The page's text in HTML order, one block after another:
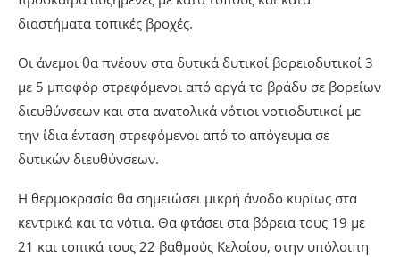
διαστήματα τοπικές βροχές.
Οι άνεμοι θα πνέουν στα δυτικά δυτικοί βορειοδυτικοί 3
με 5 μποφόρ στρεφόμενοι από αργά το βράδυ σε βορείων
διευθύνσεων και στα ανατολικά νότιοι νοτιοδυτικοί με
την ίδια ένταση στρεφόμενοι από το απόγευμα σε
δυτικών διευθύνσεων.
Η θερμοκρασία θα σημειώσει μικρή άνοδο κυρίως στα
κεντρικά και τα νότια. Θα φτάσει στα βόρεια τους 19 με
21 και τοπικά τους 22 βαθμούς Κελσίου, στην υπόλοιπη